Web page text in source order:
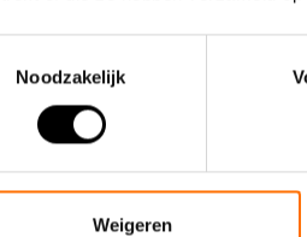
Noodzakelijk
Weigeren